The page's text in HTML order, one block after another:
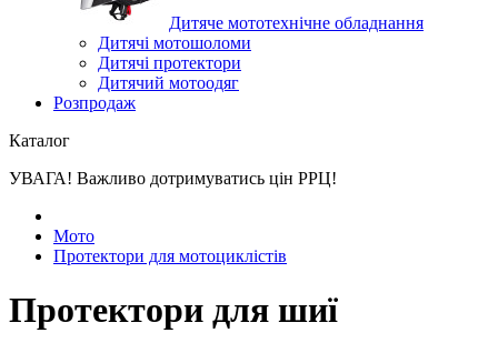
Дитяче мототехнічне обладнання
Дитячі мотошоломи
Дитячі протектори
Дитячий мотоодяг
Розпродаж
Каталог
УВАГА! Важливо дотримуватись цін РРЦ!
Мото
Протектори для мотоциклістів
Протектори для шиї